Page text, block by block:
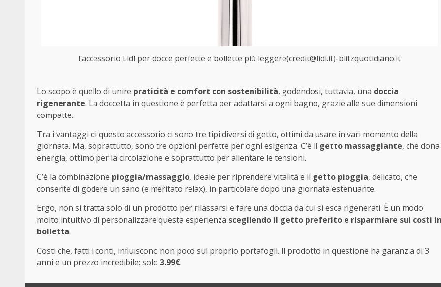
l’accessorio Lidl per docce perfette e bollette più leggere(credit@lidl.it)-blitzquotidiano.it
Lo scopo è quello di unire praticità e comfort con sostenibilità, godendosi, tuttavia, una doccia
rigenerante. La doccetta in questione è perfetta per adattarsi a ogni bagno, grazie alle sue dimensioni
compatte.
Tra i vantaggi di questo accessorio ci sono tre tipi diversi di getto, ottimi da usare in vari momento della
giornata. Ma, soprattutto, sono tre opzioni perfette per ogni esigenza. C’è il getto massaggiante, che dona
energia, ottimo per la circolazione e soprattutto per allentare le tensioni.
C’è la combinazione pioggia/massaggio, ideale per riprendere vitalità e il getto pioggia, delicato, che
consente di godere un sano (e meritato relax), in particolare dopo una giornata estenuante.
Ergo, non si tratta solo di un prodotto per rilassarsi e fare una doccia da cui si esca rigenerati. È un modo
molto intuitivo di personalizzare questa esperienza scegliendo il getto preferito e risparmiare sui costi in
bolletta.
Costi che, fatti i conti, influiscono non poco sul proprio portafogli. Il prodotto in questione ha garanzia di 3
anni e un prezzo incredibile: solo 3.99€.